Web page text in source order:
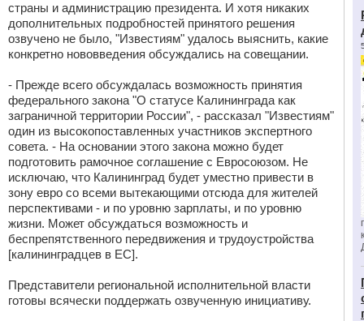
страны и администрацию президента. И хотя никаких
дополнительных подробностей принятого решения
озвучено не было, "Известиям" удалось выяснить, какие
конкретно нововведения обсуждались на совещании.
- Прежде всего обсуждалась возможность принятия
федерального закона "О статусе Калининграда как
заграничной территории России", - рассказал "Известиям"
один из высокопоставленных участников экспертного
совета. - На основании этого закона можно будет
подготовить рамочное соглашение с Евросоюзом. Не
исключаю, что Калининград будет уместно привести в
зону евро со всеми вытекающими отсюда для жителей
перспективами - и по уровню зарплаты, и по уровню
жизни. Может обсуждаться возможность и
беспрепятственного передвижения и трудоустройства
[калининградцев в ЕС].
Представители региональной исполнительной власти
готовы всячески поддержать озвученную инициативу.